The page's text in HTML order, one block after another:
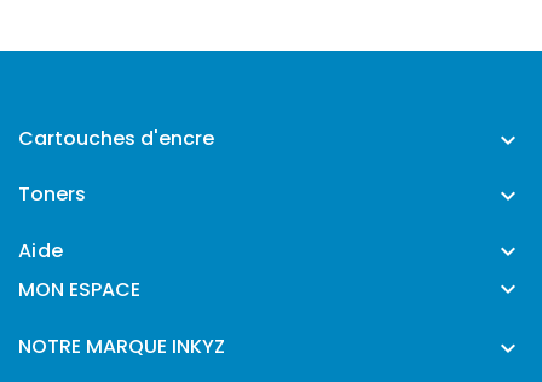
Cartouches d'encre 
Toners 
Aide 
MON ESPACE 
NOTRE MARQUE INKYZ 